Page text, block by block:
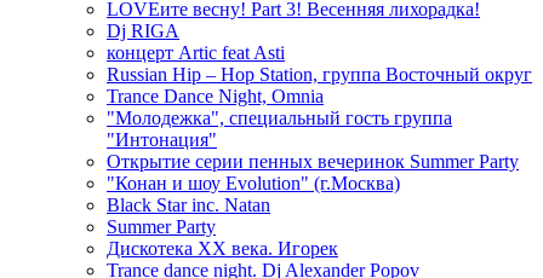
LOVEите весну! Part 3! Весенняя лихорадка!
Dj RIGA
концерт Artic feat Asti
Russian Hip – Hop Station, группа Восточный округ
Trance Dance Night, Omnia
"Молодежка", специальный гость группа
"Интонация"
Открытие серии пенных вечеринок Summer Party
"Конан и шоу Evolution" (г.Москва)
Black Star inc. Natan
Summer Party
Дискотека ХХ века. Игорек
Trance dance night. Dj Alexander Popov